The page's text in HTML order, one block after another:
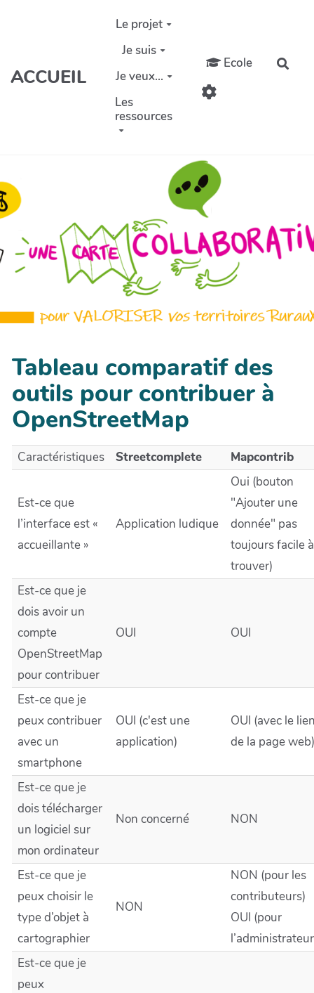
Aller au contenu principal
ACCUEIL
Le projet
Je suis
Je veux...
Les
ressources
Ecole
Tableau comparatif des
outils pour contribuer à
OpenStreetMap
Caractéristiques Streetcomplete Mapcontrib
Est-ce que
l’interface est «
accueillante »
Application ludique
Oui (bouton
"Ajouter une
donnée" pas
toujours facile à
trouver)
Est-ce que je
dois avoir un
compte
OpenStreetMap
pour contribuer
OUI OUI
Est-ce que je
peux contribuer
avec un
smartphone
OUI (c'est une
application)
OUI (avec le
de la page web)
Est-ce que je
dois télécharger
un logiciel sur
mon ordinateur
Non concerné NON
Est-ce que je
peux choisir le
type d’objet à
cartographier
NON
NON (pour les
contributeurs)
OUI (pour
Est-ce que je
peux